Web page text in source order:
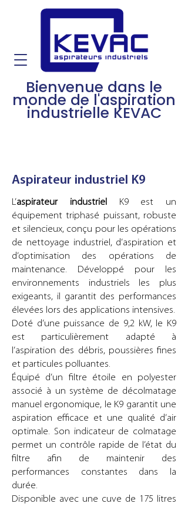
Bienvenue dans le
monde de l'aspiration
industrielle KEVAC
Aspirateur industriel K9
L’aspirateur industriel
K9 est un
équipement triphasé puissant, robuste
et silencieux, conçu pour les opérations
de nettoyage industriel, d’aspiration et
d’optimisation des opérations de
maintenance. Développé pour les
environnements industriels les plus
exigeants, il garantit des performances
élevées lors des applications intensives.
Doté d’une puissance de 9,2 kW, le K9
est particulièrement adapté à
l’aspiration des débris, poussières fines
et particules polluantes.
Équipé d’un filtre étoile en polyester
associé à un système de décolmatage
manuel ergonomique, le K9 garantit une
aspiration efficace et une qualité d’air
optimale. Son indicateur de colmatage
permet un contrôle rapide de l’état du
filtre afin de maintenir des
performances constantes dans la
durée.
Disponible avec une cuve de 175 litres